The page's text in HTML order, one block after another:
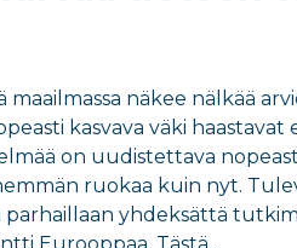
maailmassa näkee nälkää
kasvava väki
on uudistettava
ruokaa kuin nyt.
parhaillaan yhdeksättä